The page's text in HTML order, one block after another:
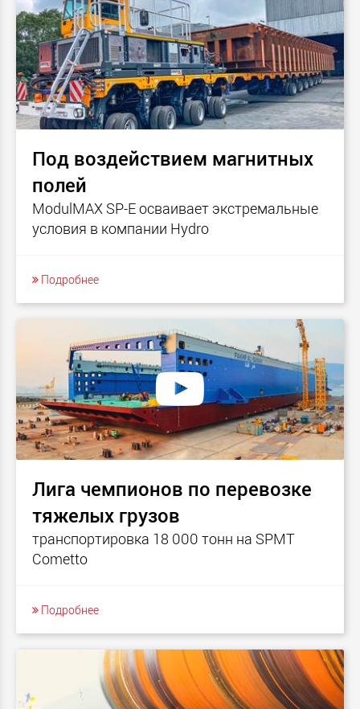
Под воздействием магнитных
полей
ModulMAX SP-E осваивает экстремальные
условия в компании Hydro
Подробнее
Лига чемпионов по перевозке
тяжелых грузов
транспортировка 18 000 тонн на SPMT
Cometto
Подробнее